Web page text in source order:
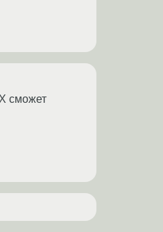
сможет